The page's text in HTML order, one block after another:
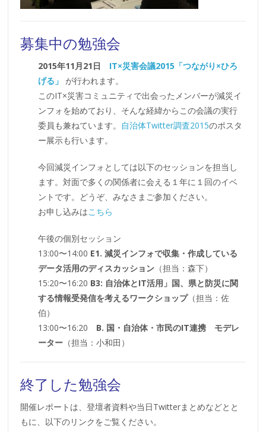
募集中の勉強会
2015年11月21日 IT×災害会議2015「つながり×ひろ
げる」
が行われます。
このIT×災害コミュニティで出会ったメンバーが減災イ
ンフォを始めており、そんな経緯からこの会議の実行
委員も兼ねています。 自治体Twitter調査2015のポスタ
ー展示も行います。
今回減災インフォとしては以下のセッションを担当し
ます。対面で多くの関係者に会える１年に１回のイベ
ントです。どうぞ、みなさまご参加ください。
お申し込みはこちら
午後の個別セッション
13:00〜14:00 E1. 減災インフォで収集・作成している
データ活用のディスカッション （担当：森下）
15:20〜16:20 B3: 自治体とIT活用」国、県と防災に関
する情報受発信を考えるワークショップ（担当：佐
伯）
13:00〜16:20 B. 国・自治体・市民のIT連携 モデレ
ーター （担当：小和田）
終了した勉強会
開催レポートは、登壇者資料や当日Twitterまとめなどとと
もに、以下のリンクをご覧ください。